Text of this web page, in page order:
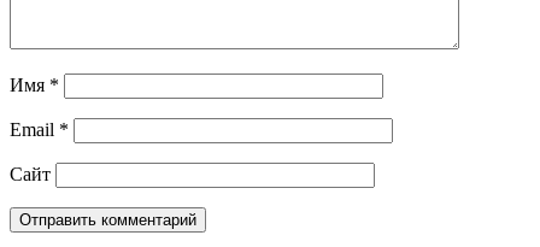
Имя *
Email *
Сайт